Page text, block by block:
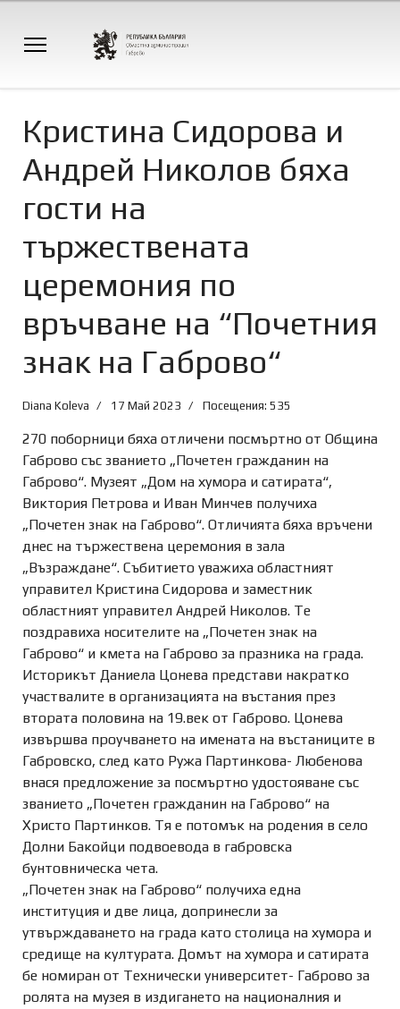
Кристина Сидорова и
Андрей Николов бяха
гости на
тържествената
церемония по
връчване на “Почетния
знак на Габрово“
Diana Koleva 17 Май 2023 Посещения: 535
270 поборници бяха отличени посмъртно от Община
Габрово със званието „Почетен гражданин на
Габрово“. Музеят „Дом на хумора и сатирата“,
Виктория Петрова и Иван Минчев получиха
„Почетен знак на Габрово“. Отличията бяха връчени
днес на тържествена церемония в зала
„Възраждане“. Събитието уважиха областният
управител Кристина Сидорова и заместник
областният управител Андрей Николов. Те
поздравиха носителите на „Почетен знак на
Габрово“ и кмета на Габрово за празника на града.
Историкът Даниела Цонева представи накратко
участвалите в организацията на въстания през
втората половина на 19.век от Габрово. Цонева
извършва проучването на имената на въстаниците в
Габровско, след като Ружа Партинкова- Любенова
внася предложение за посмъртно удостояване със
званието „Почетен гражданин на Габрово“ на
Христо Партинков. Тя е потомък на родения в село
Долни Бакойци подвоевода в габровска
бунтовническа чета.
„Почетен знак на Габрово“ получиха една
институция и две лица, допринесли за
утвърждаването на града като столица на хумора и
средище на културата. Домът на хумора и сатирата
бе номиран от Технически университет- Габрово за
ролята на музея в издигането на националния и